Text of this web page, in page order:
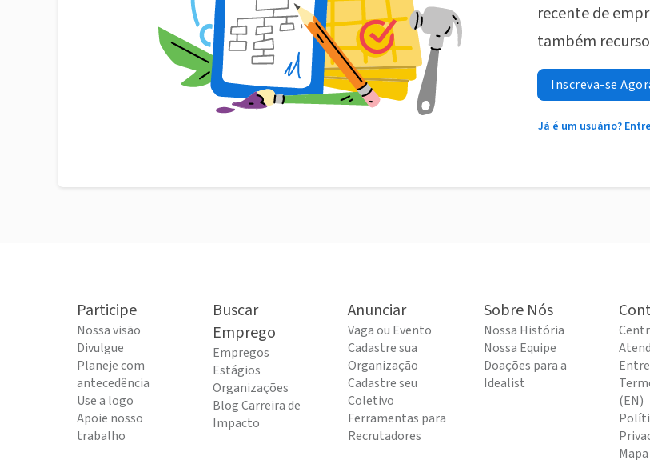
recente de
também
Inscreva-se
Já é um usuário? Entre
Participe
Nossa visão
Divulgue
Planeje com
antecedência
Use a logo
Apoie nosso
trabalho
Buscar
Emprego
Empregos
Estágios
Organizações
Blog Carreira de
Impacto
Anunciar
Vaga ou Evento
Cadastre sua
Organização
Cadastre seu
Coletivo
Ferramentas para
Recrutadores
Sobre Nós
Nossa História
Nossa Equipe
Doações para a
Idealist
(EN)